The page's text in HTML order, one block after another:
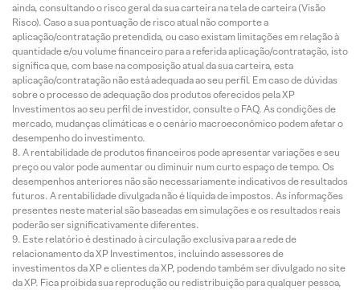
ainda, consultando o risco geral da sua carteira na tela de carteira (Visão
Risco). Caso a sua pontuação de risco atual não comporte a
aplicação/contratação pretendida, ou caso existam limitações em relação à
quantidade e/ou volume financeiro para a referida aplicação/contratação, isto
significa que, com base na composição atual da sua carteira, esta
aplicação/contratação não está adequada ao seu perfil. Em caso de dúvidas
sobre o processo de adequação dos produtos oferecidos pela XP
Investimentos ao seu perfil de investidor, consulte o FAQ. As condições de
mercado, mudanças climáticas e o cenário macroeconômico podem afetar o
desempenho do investimento.
A rentabilidade de produtos financeiros pode apresentar variações e seu
preço ou valor pode aumentar ou diminuir num curto espaço de tempo. Os
desempenhos anteriores não são necessariamente indicativos de resultados
futuros. A rentabilidade divulgada não é líquida de impostos. As informações
presentes neste material são baseadas em simulações e os resultados reais
poderão ser significativamente diferentes.
Este relatório é destinado à circulação exclusiva para a rede de
relacionamento da XP Investimentos, incluindo assessores de
investimentos da XP e clientes da XP, podendo também ser divulgado no site
da XP. Fica proibida sua reprodução ou redistribuição para qualquer pessoa,